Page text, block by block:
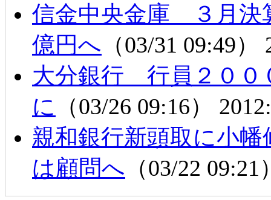
信金中央金庫 ３月
億円へ （03/31 09:49）
大分銀行 行員２００
に （03/26 09:16）
親和銀行新頭取に小
は顧問へ （03/22